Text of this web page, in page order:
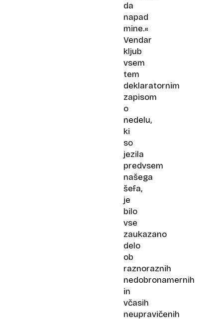
da
napad
mine.«
Vendar
kljub
vsem
tem
deklaratornim
zapisom
o
nedelu,
ki
so
jezila
predvsem
našega
šefa,
je
bilo
vse
zaukazano
delo
ob
raznoraznih
nedobronamernih
in
včasih
neupravičenih